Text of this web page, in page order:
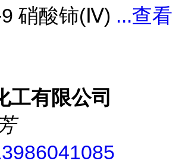
硝酸铈(Ⅳ) ...查看
工有限公司